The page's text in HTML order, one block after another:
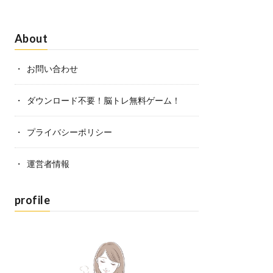
About
お問い合わせ
ダウンロード不要！脳トレ無料ゲーム！
プライバシーポリシー
運営者情報
profile